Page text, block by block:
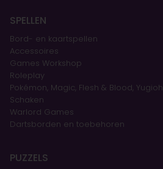
SPELLEN
Bord- en kaartspellen
Accessoires
Games Workshop
Roleplay
Pokémon, Magic, Flesh & Blood, Yugioh
Schaken
Warlord Games
Dartsborden en toebehoren
PUZZELS